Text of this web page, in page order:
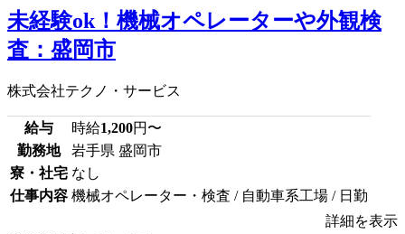
未経験ok！機械オペレーターや外観検
査：盛岡市
株式会社テクノ・サービス
給与 時給1,200円〜
勤務地
岩手県 盛岡市
寮・社宅 なし
仕事内容 機械オペレーター・検査 / 自動車系工場 / 日勤
詳細を表示